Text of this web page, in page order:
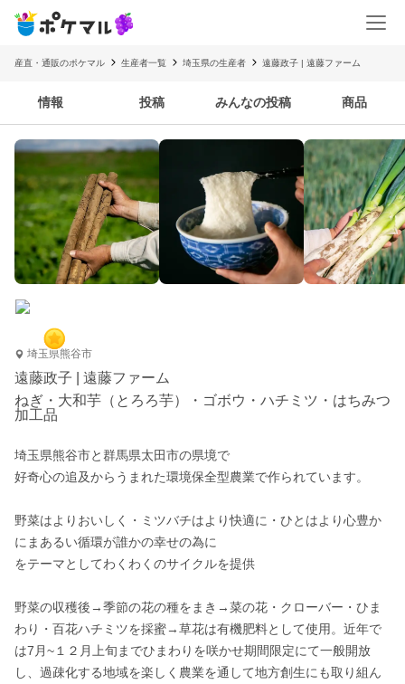
産直・通販のポケマル 生産者一覧 埼玉県の生産者 遠藤政子 | 遠藤ファーム
情報 投稿 みんなの投稿 商品
埼玉県熊谷市
遠藤政子 | 遠藤ファーム
ねぎ・大和芋（とろろ芋）・ゴボウ・ハチミツ・はちみつ
加工品
埼玉県熊谷市と群馬県太田市の県境で
好奇心の追及からうまれた環境保全型農業で作られています。
野菜はよりおいしく・ミツバチはより快適に・ひとはより心豊か
にまあるい循環が誰かの幸せの為に
をテーマとしてわくわくのサイクルを提供
野菜の収穫後→季節の花の種をまき→菜の花・クローバー・ひま
わり・百花ハチミツを採蜜→草花は有機肥料として使用。近年で
は7月~１２月上旬までひまわりを咲かせ期間限定にて一般開放
し、過疎化する地域を楽しく農業を通して地方創生にも取り組ん